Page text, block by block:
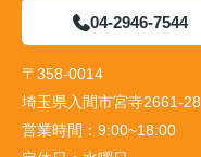
04-2946-7544
〒358-0014
埼玉県入間市宮寺2661-28
営業時間： 9:00~18:00